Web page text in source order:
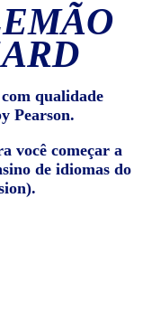
qualidade
Pearson.
você começar a
de idiomas do